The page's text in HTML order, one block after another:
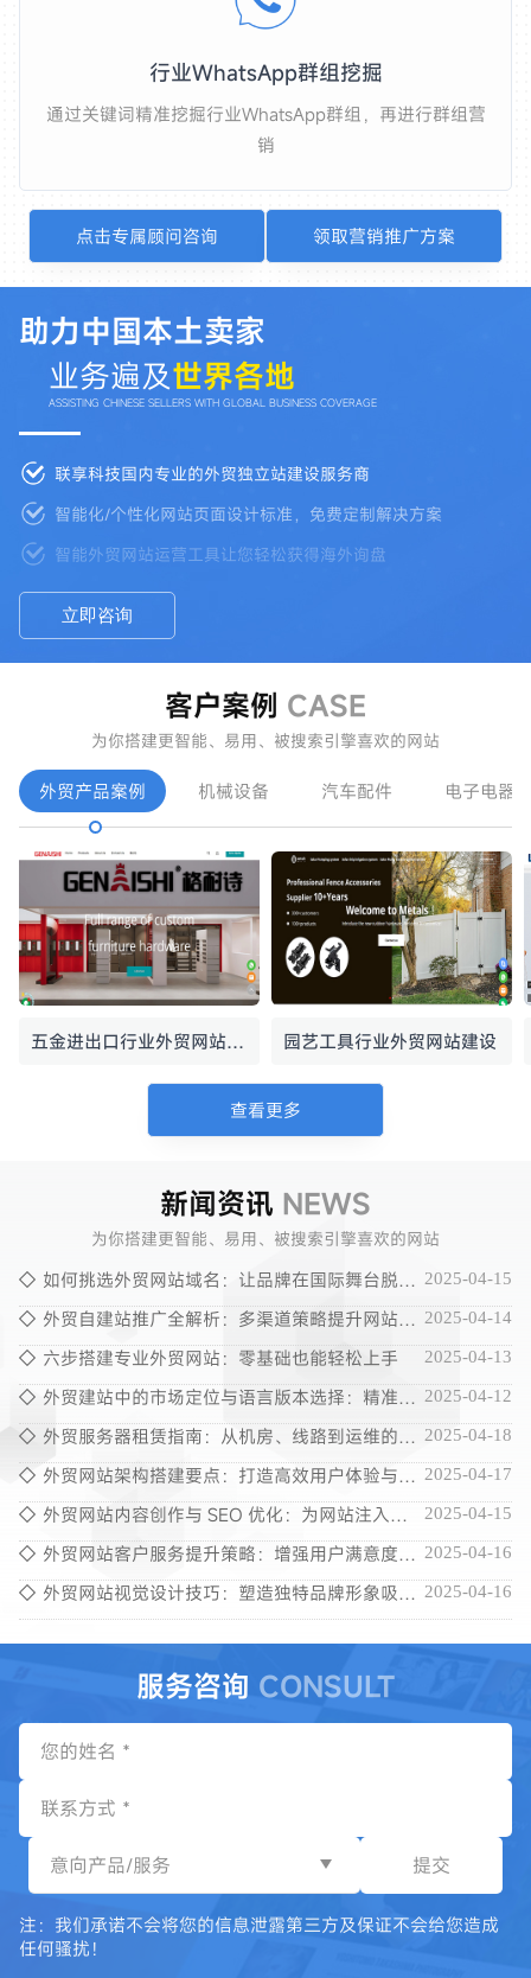
行业WhatsApp群组挖掘
通过关键词精准挖掘行业WhatsApp群组，再进行群组营
销
点击专属顾问咨询 领取营销推广方案
助力中国本土卖家
业务遍及世界各地
ASSISTING CHINESE SELLERS WITH GLOBAL BUSINESS COVERAGE
联享科技国内专业的外贸独立站建设服务商
智能化/个性化网站页面设计标准，免费定制解决方案
智能外贸网站运营工具让您轻松获得海外询盘
立即咨询
客户案例 CASE
为你搭建更智能、易用、被搜索引擎喜欢的网站
外贸产品案例 机械设备 汽车配件 电子电器
五金进出口行业外贸网站建
园艺工具行业外贸网站建设
查看更多
新闻资讯 NEWS
为你搭建更智能、易用、被搜索引擎喜欢的网站
如何挑选外贸网站域名：让品牌在国际舞台脱颖
而出
2025-04-15
外贸自建站推广全解析：多渠道策略提升网站影
响力
2025-04-14
六步搭建专业外贸网站：零基础也能轻松上手 2025-04-13
外贸建站中的市场定位与语言版本选择：精准触
达全球客户
2025-04-12
外贸服务器租赁指南：从机房、线路到运维的全
方位考量
2025-04-18
外贸网站架构搭建要点：打造高效用户体验与搜
索引擎友好度
2025-04-17
外贸网站内容创作与 SEO 优化：为网站注入流
量与灵魂
2025-04-15
外贸网站客户服务提升策略：增强用户满意度与
忠诚度
2025-04-16
外贸网站视觉设计技巧：塑造独特品牌形象吸引
海外客户
2025-04-16
服务咨询 CONSULT
意向产品/服务 提交
注：我们承诺不会将您的信息泄露第三方及保证不会给您造成
任何骚扰！